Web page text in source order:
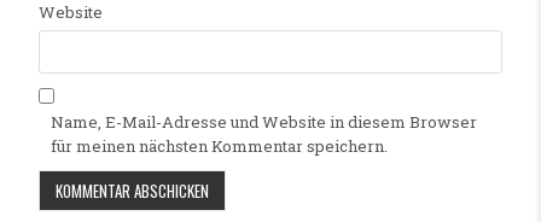
Website
Name, E-Mail-Adresse und Website in diesem Browser
für meinen nächsten Kommentar speichern.